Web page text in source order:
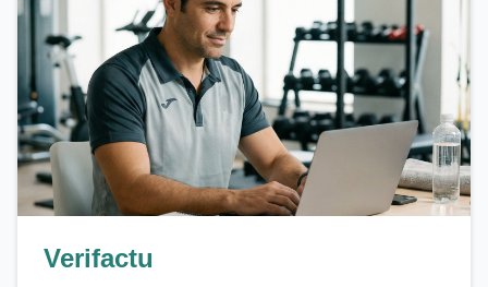
Verifactu